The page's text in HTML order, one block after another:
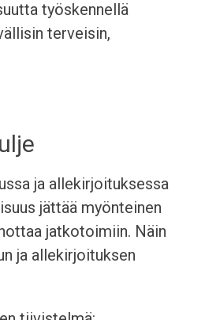
työskennellä
terveisin,
ja allekirjoituksessa
jättää myönteinen
jatkotoimiin. Näin
ja allekirjoituksen